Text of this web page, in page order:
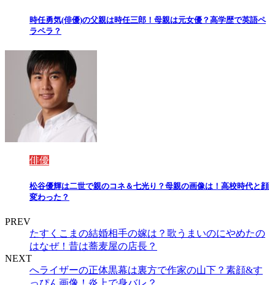
時任勇気(俳優)の父親は時任三郎！母親は元女優？高学歴で英語ペ
ラペラ？
俳優
松谷優輝は二世で親のコネ＆七光り？母親の画像は！高校時代と顔
変わった？
PREV
たすくこまの結婚相手の嫁は？歌うまいのにやめたの
はなぜ！昔は蕎麦屋の店長？
NEXT
へライザーの正体黒幕は裏方で作家の山下？素顔&す